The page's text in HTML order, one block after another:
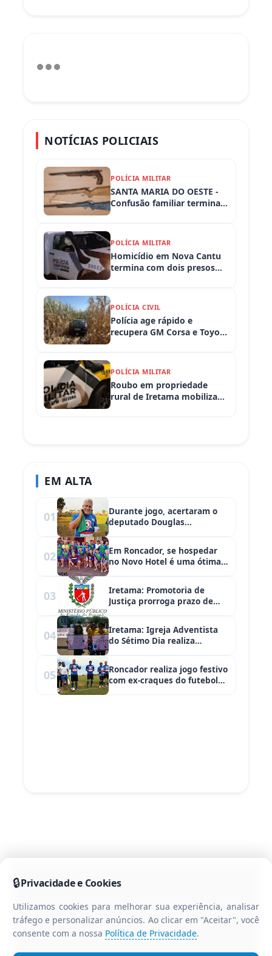
NOTÍCIAS POLICIAIS
POLÍCIA MILITAR
SANTA MARIA DO OESTE -
Confusão familiar termina
armas apreendidas
POLÍCIA MILITAR
Homicídio em Nova Cantu
termina com dois presos
POLÍCIA CIVIL
Polícia age rápido e
recupera GM Corsa e Toyota
Iretama (PR)
POLÍCIA MILITAR
Roubo em propriedade
rural de Iretama mobiliza
EM ALTA
01
Durante jogo, acertaram o
deputado Douglas...
02
Em Roncador, se hospedar
no Novo Hotel é uma ótima
03
Iretama: Promotoria de
Justiça prorroga prazo de
04
Iretama: Igreja Adventista
do Sétimo Dia realiza
05
Roncador realiza jogo festivo
com ex-craques do futebol
🔒Privacidade e Cookies
Utilizamos cookies para melhorar sua experiência, analisar
tráfego e personalizar anúncios. Ao clicar em "Aceitar", você
consente com a nossa Política de Privacidade.